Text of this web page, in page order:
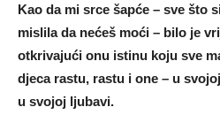
Kao da mi srce šapće – sve što
mislila da nećeš moći – bilo je
otkrivajući onu istinu koju sve
djeca rastu, rastu i one – u
u svojoj ljubavi.